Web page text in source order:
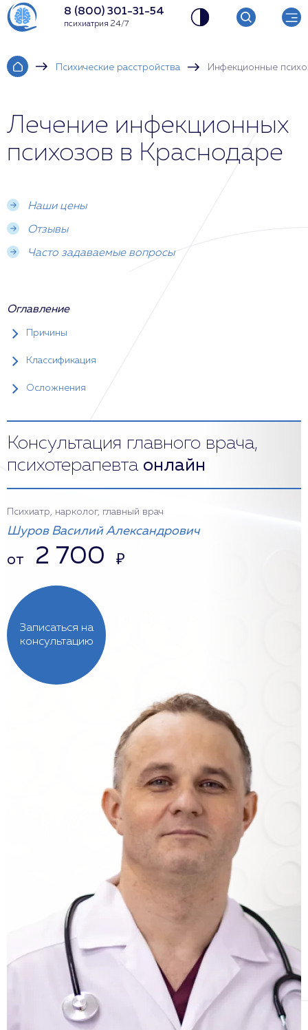
8 (800) 301-31-54
психиатрия 24/7
Психические расстройства Инфекционные
Лечение инфекционных
психозов в Краснодаре
Наши цены
Отзывы
Часто задаваемые вопросы
Оглавление
Причины
Классификация
Осложнения
Консультация главного врача,
психотерапевта онлайн
Записаться на
консультацию
Психиатр, нарколог, главный врач
Шуров Василий Александрович
от 2 700 ₽